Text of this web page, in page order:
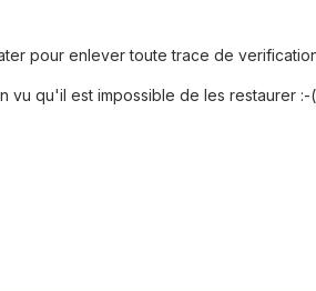
pour enlever toute trace de
vu qu'il est impossible de les restaurer :-(